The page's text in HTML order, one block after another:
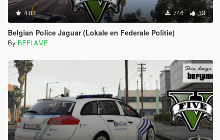
4.83 746 13
Belgian Police Jaguar (Lokale en Federale Politie)
By BEFLAME